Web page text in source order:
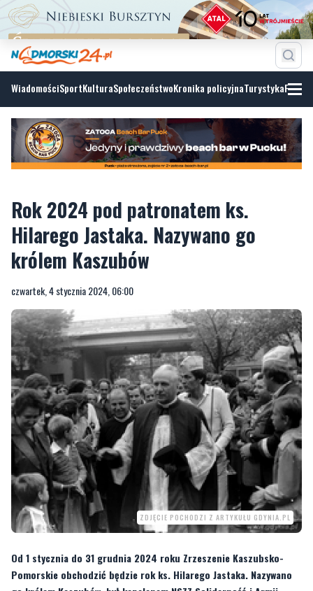
WiadomościSportKulturaSpołeczeństwoKronika policyjnaTurystyka
Rok 2024 pod patronatem ks.
królem Kaszubów
czwartek, 4 stycznia 2024, 06:00
ZDJĘCIE POCHODZI Z ARTYKUŁU GDYNIA.PL
Od 1 stycznia do 31 grudnia 2024 roku Zrzeszenie Kaszubsko-
Pomorskie obchodzić będzie rok ks. Hilarego Jastaka. Nazywano
Krajowej.